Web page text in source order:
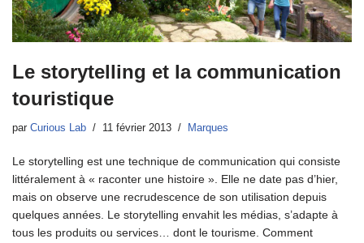
Le storytelling et la communication
touristique
par Curious Lab 11 février 2013 Marques
Le storytelling est une technique de communication qui consiste
littéralement à « raconter une histoire ». Elle ne date pas d’hier,
mais on observe une recrudescence de son utilisation depuis
quelques années. Le storytelling envahit les médias, s’adapte à
tous les produits ou services… dont le tourisme. Comment